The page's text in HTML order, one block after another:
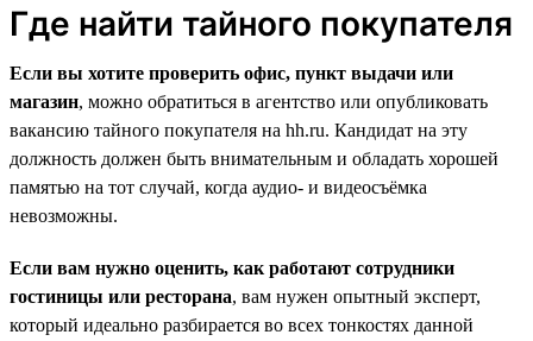
Где найти тайного покупателя
Если вы хотите проверить офис, пункт выдачи или
магазин, можно обратиться в агентство или опубликовать
вакансию тайного покупателя на hh.ru. Кандидат на эту
должность должен быть внимательным и обладать хорошей
памятью на тот случай, когда аудио- и видеосъёмка
невозможны.
Если вам нужно оценить, как работают сотрудники
гостиницы или ресторана, вам нужен опытный эксперт,
который идеально разбирается во всех тонкостях данной